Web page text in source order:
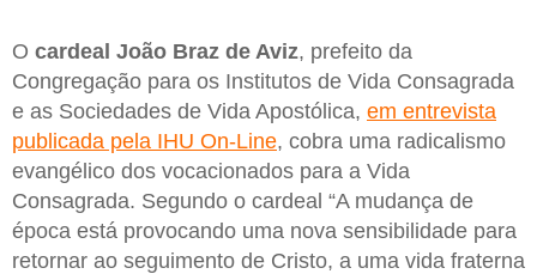
O cardeal João Braz de Aviz, prefeito da
Congregação para os Institutos de Vida Consagrada
e as Sociedades de Vida Apostólica, em entrevista
publicada pela IHU On-Line, cobra uma radicalismo
evangélico dos vocacionados para a Vida
Consagrada. Segundo o cardeal “A mudança de
época está provocando uma nova sensibilidade para
retornar ao seguimento de Cristo, a uma vida fraterna